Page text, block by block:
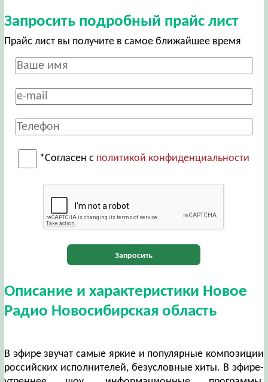
Запросить подробный прайс лист
Прайс лист вы получите в самое ближайшее время
*Согласен с политикой конфиденциальности
Запросить
Описание и характеристики Новое
Радио Новосибирская область
В эфире звучат самые яркие и популярные композиции
российских исполнителей, безусловные хиты. В эфире-